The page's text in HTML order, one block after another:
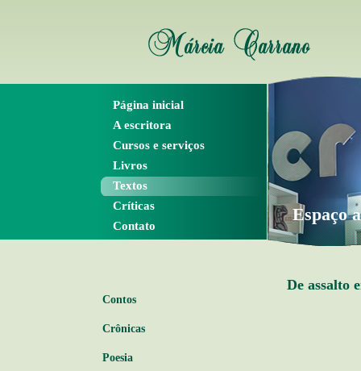
Página inicial
A escritora
Cursos e serviços
Livros
Textos
Críticas
Contato
Espaço
Contos
Crônicas
Poesia
De assalto